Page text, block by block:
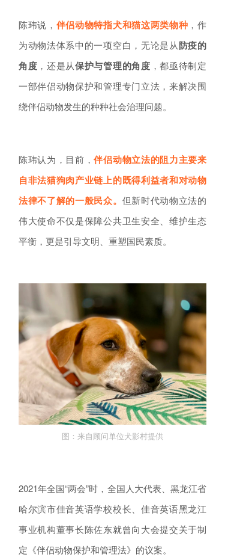
陈玮说， 伴侣动物特指犬和猫这两类物种 ，作
为动物法体系中的一项空白，无论是从防疫的
角度 ，还是从保护与管理的角度 ，都亟待制定
一部伴侣动物保护和管理专门立法，来解决围
绕伴侣动物发生的种种社会治理问题。
陈玮认为，目前，伴侣动物立法的阻力主要来
自非法猫狗肉产业链上的既得利益者和对动物
法律不了解的一般民众。 但新时代动物立法的
伟大使命不仅是保障公共卫生安全、维护生态
平衡，更是引导文明、重塑国民素质。
图：来自顾问单位犬影村提供
2021年全国“两会”时，全国人大代表、黑龙江省
哈尔滨市佳音英语学校校长、佳音英语黑龙江
事业机构董事长陈佐东就曾向大会提交关于制
定《伴侣动物保护和管理法》的议案。